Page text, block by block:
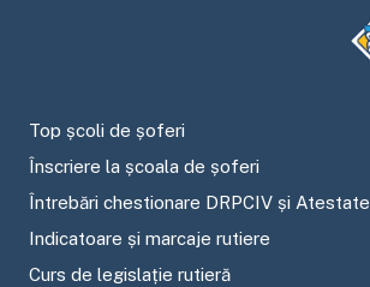
Top școli de șoferi
Înscriere la școala de șoferi
Întrebări chestionare DRPCIV și Atestate
Indicatoare și marcaje rutiere
Curs de legislație rutieră